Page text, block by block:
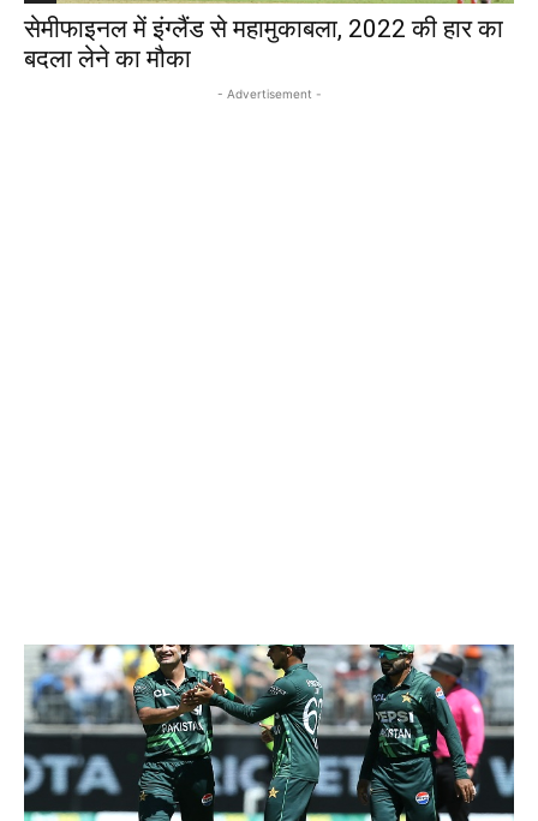
सेमीफाइनल में इंग्लैंड से महामुकाबला, 2022 की हार का
बदला लेने का मौका
- Advertisement -